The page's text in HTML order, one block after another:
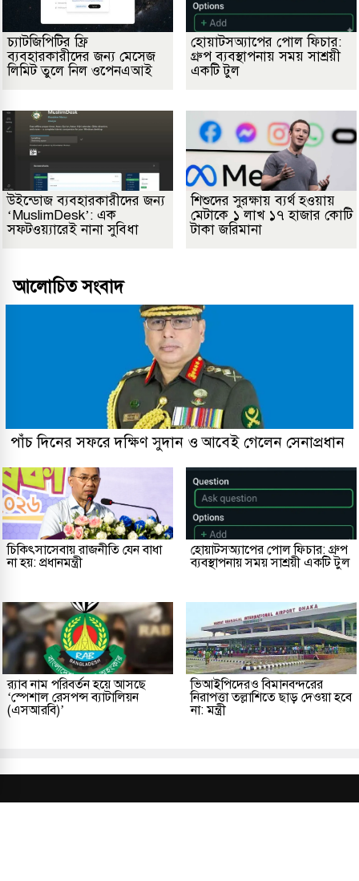
চ্যাটজিপিটির ফ্রি
ব্যবহারকারীদের জন্য মেসেজ
লিমিট তুলে নিল ওপেনএআই
হোয়াটসঅ্যাপের পোল ফিচার:
গ্রুপ ব্যবস্থাপনায় সময় সাশ্রয়ী
একটি টুল
উইন্ডোজ ব্যবহারকারীদের জন্য
‘MuslimDesk’: এক
সফটওয়্যারেই নানা সুবিধা
শিশুদের সুরক্ষায় ব্যর্থ হওয়ায়
মেটাকে ১ লাখ ১৭ হাজার কোটি
টাকা জরিমানা
আলোচিত সংবাদ
পাঁচ দিনের সফরে দক্ষিণ সুদান ও আবেই গেলেন সেনাপ্রধান
চিকিৎসাসেবায় রাজনীতি যেন বাধা
না হয়: প্রধানমন্ত্রী
হোয়াটসঅ্যাপের পোল ফিচার: গ্রুপ
ব্যবস্থাপনায় সময় সাশ্রয়ী একটি টুল
র‌্যাব নাম পরিবর্তন হয়ে আসছে
‘স্পেশাল রেসপন্স ব্যাটালিয়ন
(এসআরবি)’
ভিআইপিদেরও বিমানবন্দরের
নিরাপত্তা তল্লাশিতে ছাড় দেওয়া হবে
না: মন্ত্রী